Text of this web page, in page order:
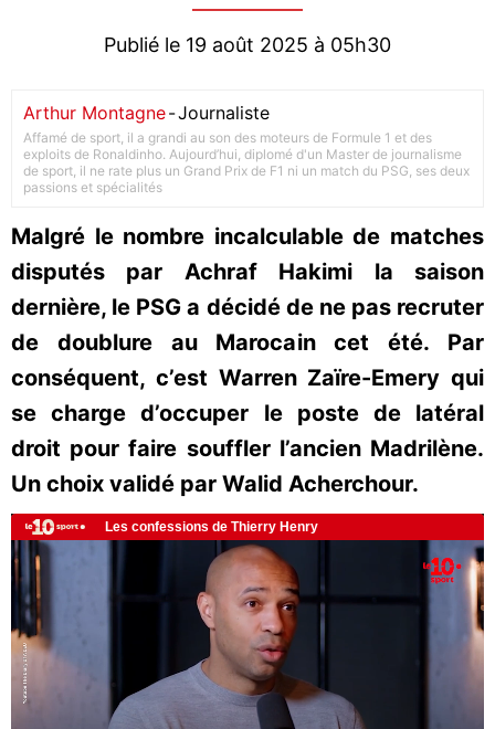
Publié le 19 août 2025 à 05h30
Arthur Montagne-Journaliste
Affamé de sport, il a grandi au son des moteurs de Formule 1 et des
exploits de Ronaldinho. Aujourd’hui, diplomé d'un Master de journalisme
de sport, il ne rate plus un Grand Prix de F1 ni un match du PSG, ses deux
passions et spécialités
Malgré le nombre incalculable de matches
disputés par Achraf Hakimi la saison
dernière, le PSG a décidé de ne pas recruter
de doublure au Marocain cet été. Par
conséquent, c’est Warren Zaïre-Emery qui
se charge d’occuper le poste de latéral
droit pour faire souffler l’ancien Madrilène.
Un choix validé par Walid Acherchour.